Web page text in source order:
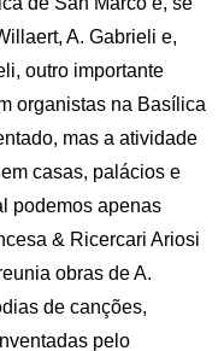
A. Gabrieli e,
outro importante
organistas na Basílica
mas a atividade
casas, palácios e
podemos apenas
& Ricercari Ariosi
obras de A.
de canções,
pelo